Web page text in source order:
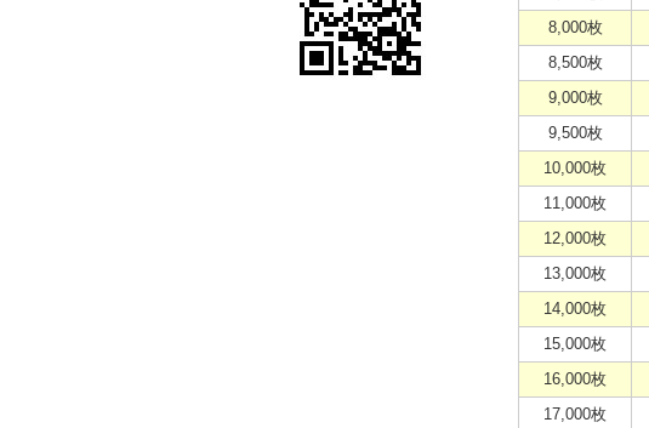
8,000枚
8,500枚
9,000枚
9,500枚
10,000枚
11,000枚
12,000枚
13,000枚
14,000枚
15,000枚
16,000枚
17,000枚